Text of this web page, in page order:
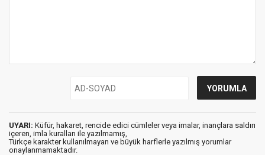
UYARI: Küfür, hakaret, rencide edici cümleler veya imalar, inançlara saldırı
içeren, imla kuralları ile yazılmamış,
Türkçe karakter kullanılmayan ve büyük harflerle yazılmış yorumlar
onaylanmamaktadır.